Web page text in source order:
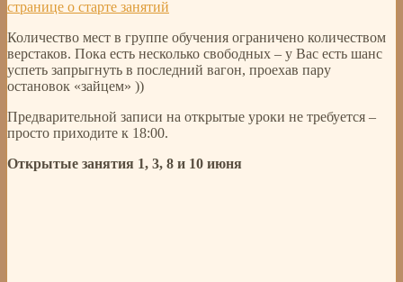
странице о старте занятий
Количество мест в группе обучения ограничено количеством
верстаков. Пока есть несколько свободных – у Вас есть шанс
успеть запрыгнуть в последний вагон, проехав пару
остановок «зайцем» ))
Предварительной записи на открытые уроки не требуется –
просто приходите к 18:00.
Открытые занятия 1, 3, 8 и 10 июня